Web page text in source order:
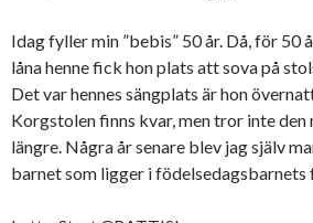
Idag fyller min ”bebis” 50 år. Då, för 50
låna henne fick hon plats att sova på
Det var hennes sängplats är hon
Korgstolen finns kvar, men tror inte den
längre. Några år senare blev jag själv
barnet som ligger i födelsedagsbarnets